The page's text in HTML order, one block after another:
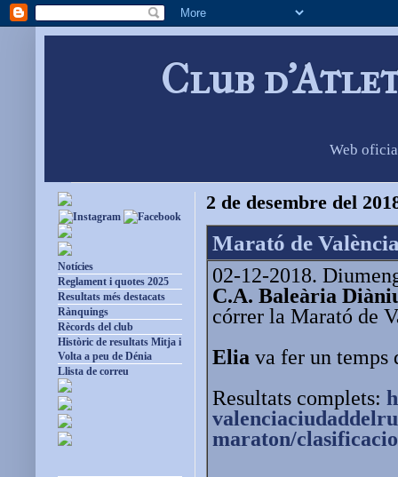
Club
Web
2 de desembre del
Marató de
02-12-2018.
C.A. Baleària
córrer la Marató de
Elia va fer un temps
Resultats complets:
maraton/
Notícies
Reglament i quotes 2025
Resultats més destacats
Rànquings
Rècords del club
Històric de resultats Mitja i
Volta a peu de Dénia
Llista de correu